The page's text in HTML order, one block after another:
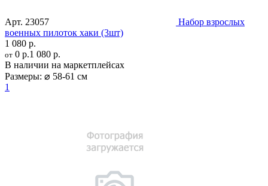
Арт. 23057
Набор взрослых
военных пилоток хаки (3шт)
1 080 р.
от 0 р.1 080 р.
В наличии на маркетплейсах
Размеры: ⌀ 58-61 см
1